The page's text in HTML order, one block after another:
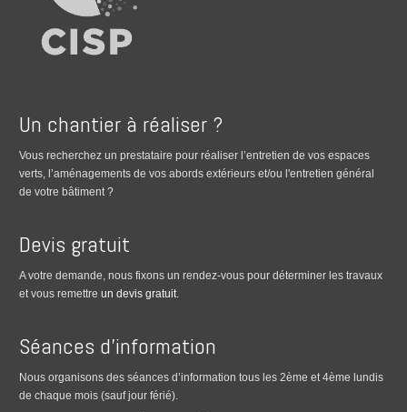
Un chantier à réaliser ?
Vous recherchez un prestataire pour réaliser l’entretien de vos espaces
verts, l’aménagements de vos abords extérieurs et/ou l'entretien général
de votre bâtiment ?
Devis gratuit
A votre demande, nous fixons un rendez-vous pour déterminer les travaux
et vous remettreun devis gratuit.
Séances d’information
Nous organisons des séances d’information tous les 2ème et 4ème lundis
de chaque mois (sauf jour férié).